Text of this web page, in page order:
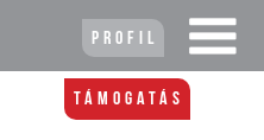
Profil
Támogatás